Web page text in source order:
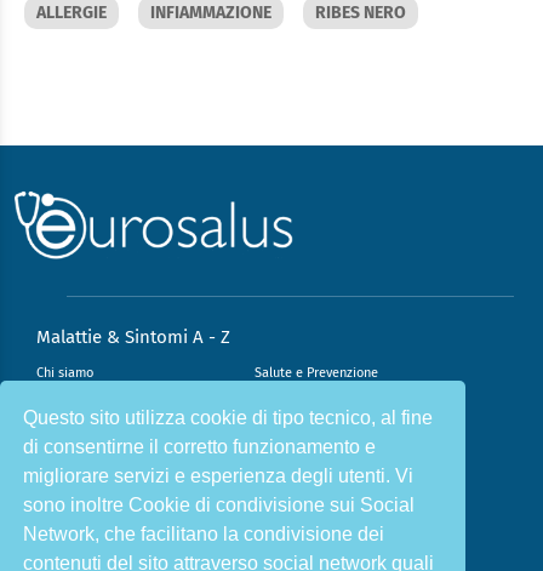
Questo sito utilizza cookie di tipo tecnico, al fine
di consentirne il corretto funzionamento e
migliorare servizi e esperienza degli utenti. Vi
sono inoltre Cookie di condivisione sui Social
Network, che facilitano la condivisione dei
contenuti del sito attraverso social network quali
ALLERGIE INFIAMMAZIONE RIBES NERO
Malattie & Sintomi A - Z
Chi siamo Salute e Prevenzione
Infiammazione e Allergia Direzione scientifica
Nutrizione e Stili di vita Sport e Benessere
Cookie Policy L’angolo del dottore